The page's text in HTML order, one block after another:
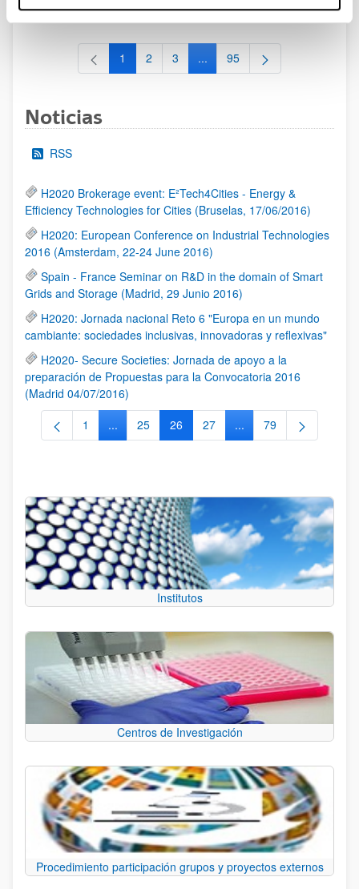
Página
1 Página
2 Página
3 ...Páginas intermedias Use TAB
Página
95
Noticias
RSS
H2020 Brokerage event: E²Tech4Cities - Energy &
Efficiency Technologies for Cities (Bruselas, 17/06/2016)
H2020: European Conference on Industrial Technologies
2016 (Amsterdam, 22-24 June 2016)
Spain - France Seminar on R&D in the domain of Smart
Grids and Storage (Madrid, 29 Junio 2016)
H2020: Jornada nacional Reto 6 "Europa en un mundo
cambiante: sociedades inclusivas, innovadoras y reflexivas"
H2020- Secure Societies: Jornada de apoyo a la
preparación de Propuestas para la Convocatoria 2016
(Madrid 04/07/2016)
Página
1 ...Páginas intermedias Use TAB para desplazarse.
Página
25 Página
26 Página
27 ...Páginas intermedias
Página
79
Institutos
Centros de Investigación
Procedimiento participación grupos y proyectos externos